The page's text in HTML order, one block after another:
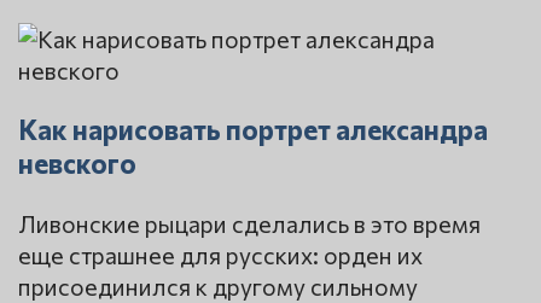
Как нарисовать портрет александра
невского
Ливонские рыцари сделались в это время
еще страшнее для русских: орден их
присоединился к другому сильному